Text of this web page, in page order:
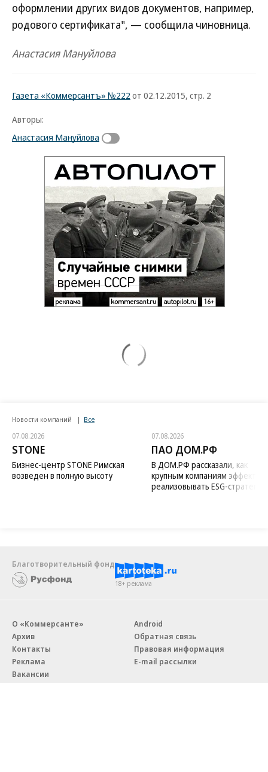
оформлении других видов документов, например,
родового сертификата", — сообщила чиновница.
Анастасия Мануйлова
Газета «Коммерсантъ» №222 от 02.12.2015, стр. 2
Авторы:
Анастасия Мануйлова
Новости компаний Все
07.08.2026
STONE
Бизнес-центр STONE Римская
возведен в полную высоту
07.08.2026
ПАО ДОМ.РФ
В ДОМ.РФ рассказали, как
крупным компаниям
реализовывать ESG-стратегию
Благотворительный фонд
18+ реклама
О «Коммерсанте»
Архив
Контакты
Реклама
Вакансии
Android
Обратная связь
Правовая информация
E-mail рассылки